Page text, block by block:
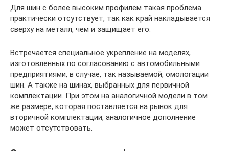
Для шин с более высоким профилем такая проблема
практически отсутствует, так как край накладывается
сверху на металл, чем и защищает его.
Встречается специальное укрепление на моделях,
изготовленных по согласованию с автомобильными
предприятиями, в случае, так называемой, омологации
шин. А также на шинах, выбранных для первичной
комплектации. При этом на аналогичной модели в том
же размере, которая поставляется на рынок для
вторичной комплектации, аналогичное дополнение
может отсутствовать.